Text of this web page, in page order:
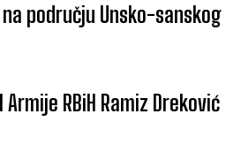
području Unsko-sanskog
RBiH Ramiz Dreković